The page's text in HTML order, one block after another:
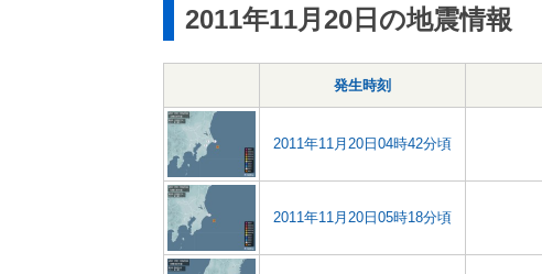
2011年11月20日の地震情報
発生時刻
2011年11月20日04時42分頃
2011年11月20日05時18分頃